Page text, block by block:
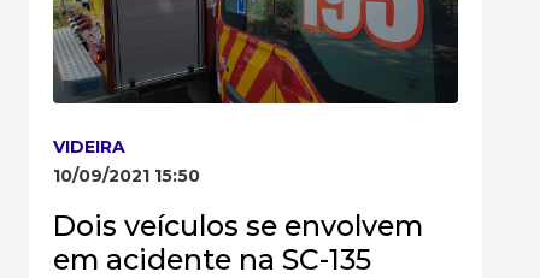
VIDEIRA
10/09/2021 15:50
Dois veículos se envolvem
em acidente na SC-135